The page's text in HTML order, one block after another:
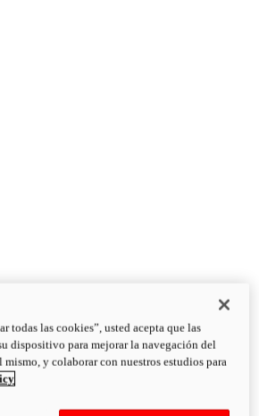
V4
126 NmTorque
todas las cookies”, usted acepta que las
dispositivo para mejorar la navegación del
y colaborar con nuestros estudios para